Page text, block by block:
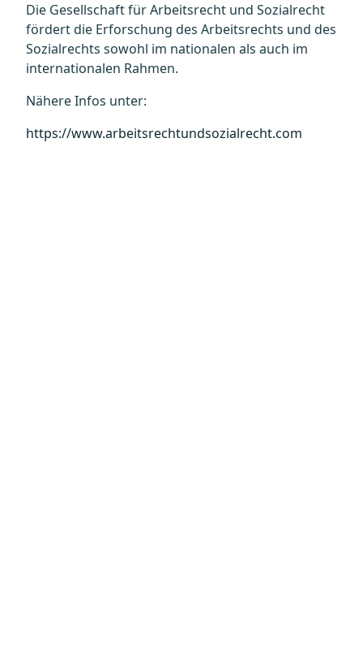
Die Gesellschaft für Arbeitsrecht und Sozialrecht
fördert die Erforschung des Arbeitsrechts und des
Sozialrechts sowohl im nationalen als auch im
internationalen Rahmen.
Nähere Infos unter:
https://www.arbeitsrechtundsozialrecht.com